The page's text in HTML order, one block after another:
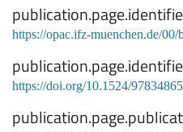
https://opac.ifz-muenchen.de/
https://doi.org/10.1524/